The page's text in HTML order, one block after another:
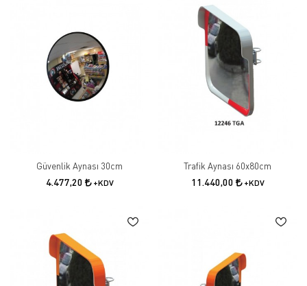
Güvenlik Aynası 30cm
4.477,20 +KDV
Trafik Aynası 60x80cm
11.440,00 +KDV